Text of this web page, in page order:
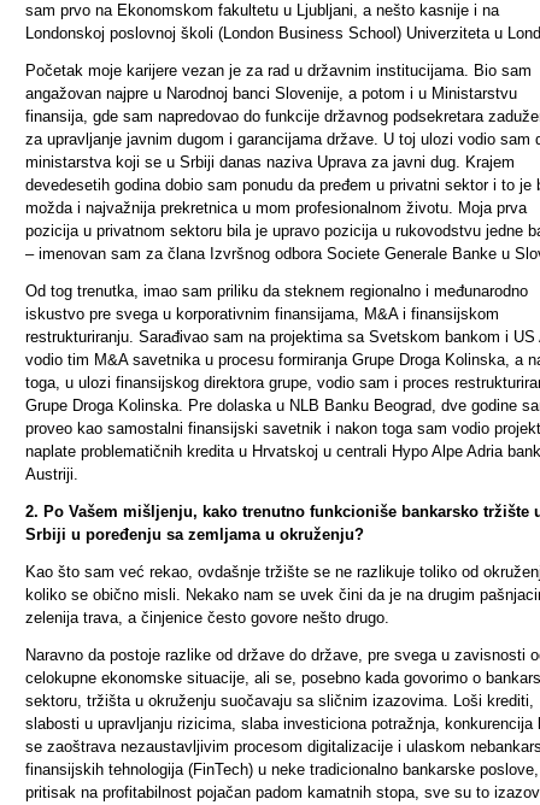
sam prvo na Ekonomskom fakultetu u Ljubljani, a nešto kasnije i na
Londonskoj poslovnoj školi (London Business School) Univerziteta u
Početak moje karijere vezan je za rad u državnim institucijama. Bio sam
angažovan najpre u Narodnoj banci Slovenije, a potom i u Ministarstvu
finansija, gde sam napredovao do funkcije državnog podsekretara
za upravljanje javnim dugom i garancijama države. U toj ulozi vodio sam
ministarstva koji se u Srbiji danas naziva Uprava za javni dug. Krajem
devedesetih godina dobio sam ponudu da pređem u privatni sektor i to je
možda i najvažnija prekretnica u mom profesionalnom životu. Moja prva
pozicija u privatnom sektoru bila je upravo pozicija u rukovodstvu jedne
– imenovan sam za člana Izvršnog odbora Societe Generale Banke u
Od tog trenutka, imao sam priliku da steknem regionalno i međunarodno
iskustvo pre svega u korporativnim finansijama, M&A i finansijskom
restrukturiranju. Sarađivao sam na projektima sa Svetskom bankom i US
vodio tim M&A savetnika u procesu formiranja Grupe Droga Kolinska, a
toga, u ulozi finansijskog direktora grupe, vodio sam i proces
Grupe Droga Kolinska. Pre dolaska u NLB Banku Beograd, dve godine
proveo kao samostalni finansijski savetnik i nakon toga sam vodio
naplate problematičnih kredita u Hrvatskoj u centrali Hypo Alpe Adria
Austriji.
2. Po Vašem mišljenju, kako trenutno funkcioniše bankarsko tržište
Srbiji u poređenju sa zemljama u okruženju?
Kao što sam već rekao, ovdašnje tržište se ne razlikuje toliko od
koliko se obično misli. Nekako nam se uvek čini da je na drugim
zelenija trava, a činjenice često govore nešto drugo.
Naravno da postoje razlike od države do države, pre svega u zavisnosti
celokupne ekonomske situacije, ali se, posebno kada govorimo o
sektoru, tržišta u okruženju suočavaju sa sličnim izazovima. Loši krediti,
slabosti u upravljanju rizicima, slaba investiciona potražnja, konkurencija
se zaoštrava nezaustavljivim procesom digitalizacije i ulaskom
finansijskih tehnologija (FinTech) u neke tradicionalno bankarske poslove,
pritisak na profitabilnost pojačan padom kamatnih stopa, sve su to